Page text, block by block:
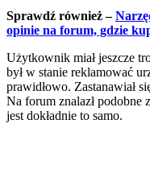
Sprawdź również –
opinie na forum, gdzie
Użytkownik miał jeszcze
był w stanie reklamować
prawidłowo. Zastanawiał
Na forum znalazł podobne
jest dokładnie to samo.